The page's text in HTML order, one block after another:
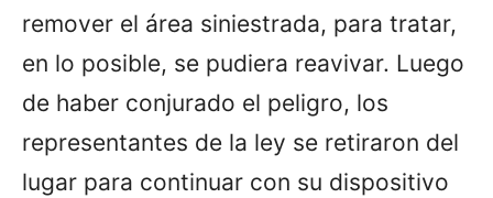
remover el área siniestrada, para tratar,
en lo posible, se pudiera reavivar. Luego
de haber conjurado el peligro, los
representantes de la ley se retiraron del
lugar para continuar con su dispositivo